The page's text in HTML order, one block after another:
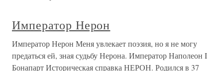
Император Нерон
Император Нерон Меня увлекает поэзия, но я не могу
предаться ей, зная судьбу Нерона. Император Наполеон I
Бонапарт Историческая справка НЕРОН. Родился в 37